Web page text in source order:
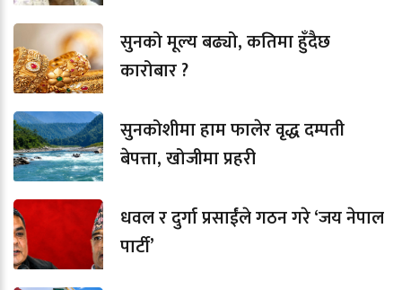
सुनको मूल्य बढ्यो, कतिमा हुँदैछ
कारोबार ?
सुनकोशीमा हाम फालेर वृद्ध दम्पती
बेपत्ता, खोजीमा प्रहरी
धवल र दुर्गा प्रसाईंले गठन गरे ‘जय नेपाल
पार्टी’